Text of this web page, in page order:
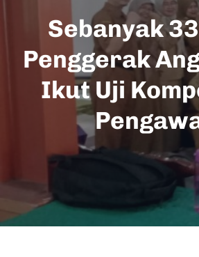
Sebanyak
Penggerak
Ikut Uji